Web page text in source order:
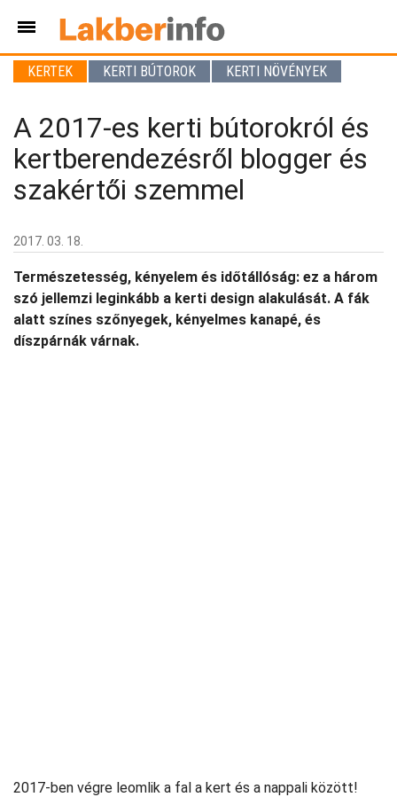
KERTEK KERTI BÚTOROK KERTI NÖVÉNYEK
A 2017-es kerti bútorokról és
kertberendezésről blogger és
szakértői szemmel
2017. 03. 18.
Természetesség, kényelem és időtállóság: ez a három
szó jellemzi leginkább a kerti design alakulását. A fák
alatt színes szőnyegek, kényelmes kanapé, és
díszpárnák várnak.
2017-ben végre leomlik a fal a kert és a nappali között!